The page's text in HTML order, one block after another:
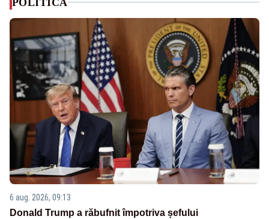
6 aug. 2026, 09:13
Donald Trump a răbufnit împotriva șefului